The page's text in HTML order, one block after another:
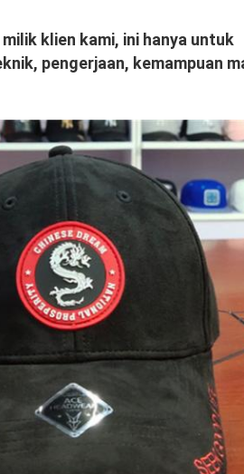
klien kami, ini hanya untuk
pengerjaan, kemampuan